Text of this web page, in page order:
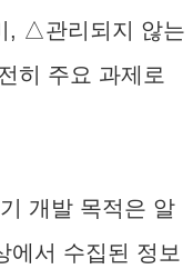
, △관리되지 않는
히 주요 과제로
개발 목적은 알
에서 수집된 정보